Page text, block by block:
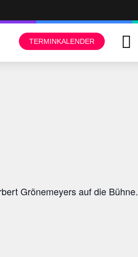
TERMINKALENDER
Grönemeyers auf die Bühne.